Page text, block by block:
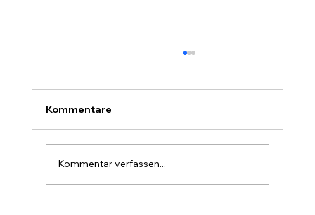
Kommentare
Kommentar verfassen...